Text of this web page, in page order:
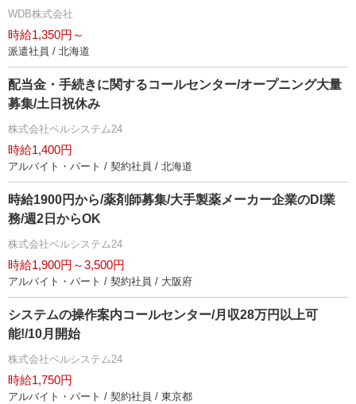
WDB株式会社
時給1,350円～
派遣社員 / 北海道
配当金・手続きに関するコールセンター/オープニング大量
募集/土日祝休み
株式会社ベルシステム24
時給1,400円
アルバイト・パート / 契約社員 / 北海道
時給1900円から/薬剤師募集/大手製薬メーカー企業のDI業
務/週2日からOK
株式会社ベルシステム24
時給1,900円～3,500円
アルバイト・パート / 契約社員 / 大阪府
システムの操作案内コールセンター/月収28万円以上可
能!/10月開始
株式会社ベルシステム24
時給1,750円
アルバイト・パート / 契約社員 / 東京都